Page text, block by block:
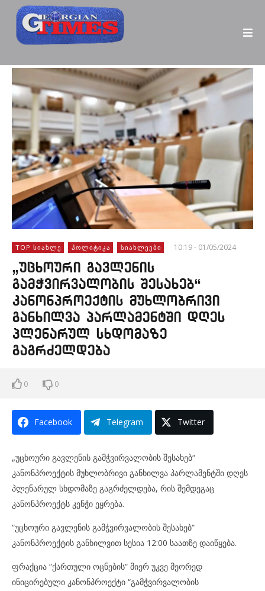
TOP ᲡᲘᲐᲮᲚᲔ ᲞᲝᲚᲘᲢᲘᲙᲐ ᲡᲘᲐᲮᲚᲔᲔᲑᲘ 10:19 - 01/05/2024
„უცხოური გავლენის
გამჭვირვალობის შესახებ“
კანონპროექტის მუხლობრივი
განხილვა პარლამენტში დღეს
პლენარულ სხდომაზე
გაგრძელდება
0 0
Facebook Telegram Twitter
„უცხოური გავლენის გამჭვირვალობის შესახებ“
კანონპროექტის მუხლობრივი განხილვა პარლამენტში დღეს
პლენარულ სხდომაზე გაგრძელდება, რის შემდეგაც
კანონპროექტს კენჭი ეყრება.
“უცხოური გავლენის გამჭვირვალობის შესახებ“
კანონპროექტის განხილვით სესია 12:00 საათზე დაიწყება.
ფრაქცია “ქართული ოცნების“ მიერ უკვე მეორედ
ინიცირებული კანონპროექტი “გამჭვირვალობის